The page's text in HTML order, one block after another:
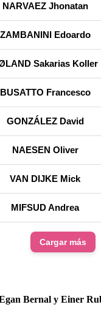
NARVAEZ Jhonatan
ZAMBANINI Edoardo
Sakarias Koller
BUSATTO Francesco
GONZÁLEZ David
NAESEN Oliver
VAN DIJKE Mick
MIFSUD Andrea
Cargar más
Bernal y Einer